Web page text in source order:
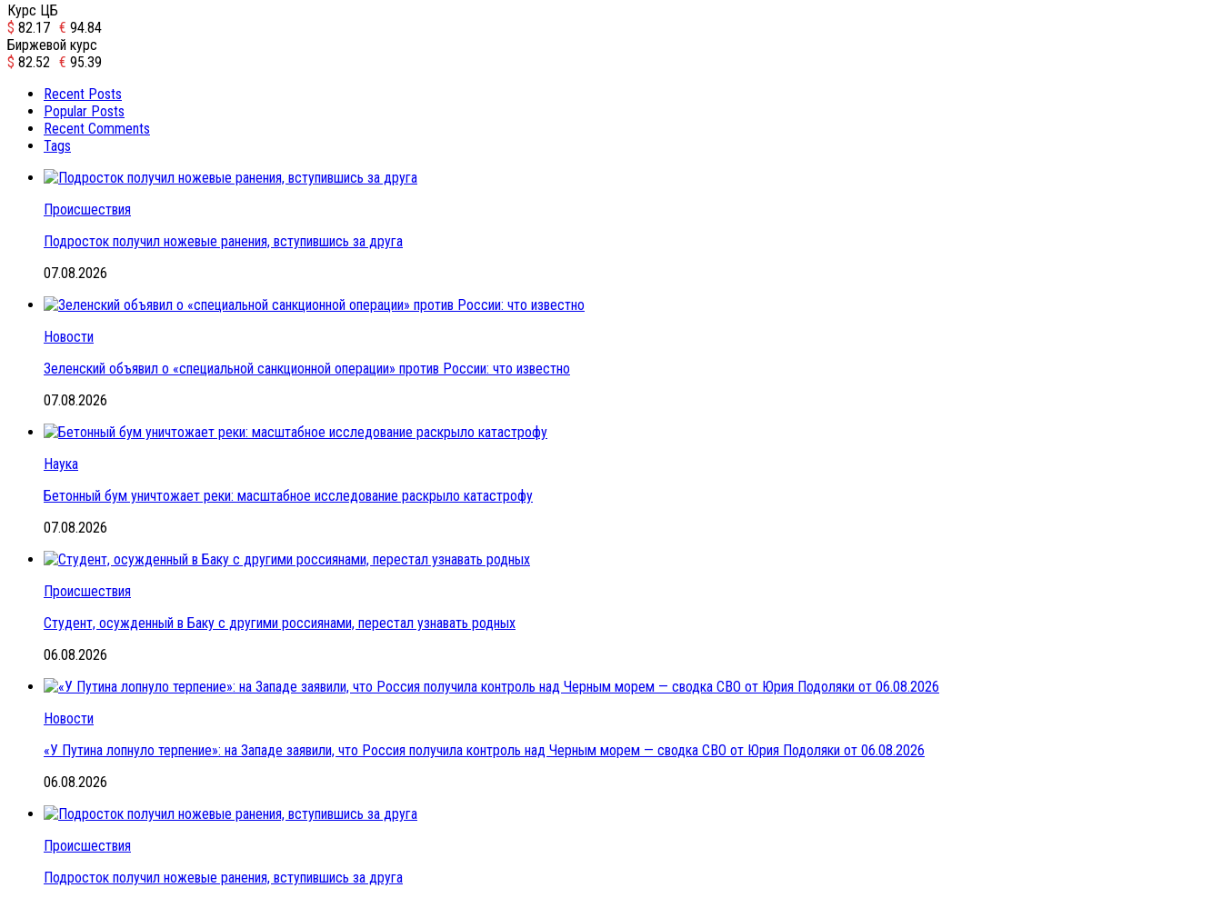
Курс ЦБ
$ 82.17 € 94.84
Биржевой курс
$ 82.52 € 95.39
Recent Posts
Popular Posts
Recent Comments
Tags
Происшествия
Подросток получил ножевые ранения, вступившись за друга
07.08.2026
Новости
Зеленский объявил о «специальной санкционной операции» против России: что известно
07.08.2026
Наука
Бетонный бум уничтожает реки: масштабное исследование раскрыло катастрофу
07.08.2026
Происшествия
Студент, осужденный в Баку с другими россиянами, перестал узнавать родных
06.08.2026
Новости
«У Путина лопнуло терпение»: на Западе заявили, что Россия получила контроль над Черным морем — сводка СВО от Юрия Подоляки от 06.08.2026
06.08.2026
Происшествия
Подросток получил ножевые ранения, вступившись за друга